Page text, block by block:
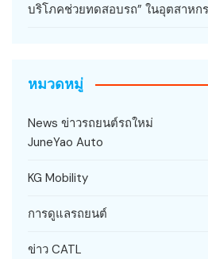
บริโภคช่วยทดสอบรถ” ในอุตสาห
หมวดหมู่
News ข่าวรถยนต์รถใหม่
JuneYao Auto
KG Mobility
การดูแลรถยนต์
ข่าว CATL